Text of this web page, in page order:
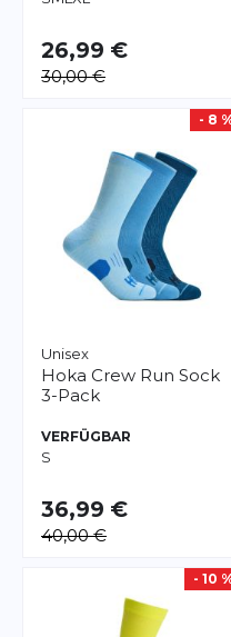
26,99 €
30,00 €
- 8
Unisex
Hoka Crew Run Sock
3-Pack
VERFÜGBAR
S
36,99 €
40,00 €
- 10